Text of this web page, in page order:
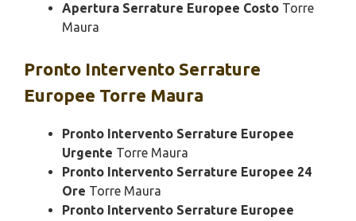
Apertura Serrature Europee Costo Torre
Maura
Pronto Intervento Serrature
Europee Torre Maura
Pronto Intervento Serrature Europee
Urgente Torre Maura
Pronto Intervento Serrature Europee 24
Ore Torre Maura
Pronto Intervento Serrature Europee